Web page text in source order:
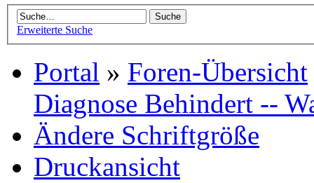
Erweiterte Suche
Portal » Foren-Übersicht
Diagnose Behindert --
Ändere Schriftgröße
Druckansicht